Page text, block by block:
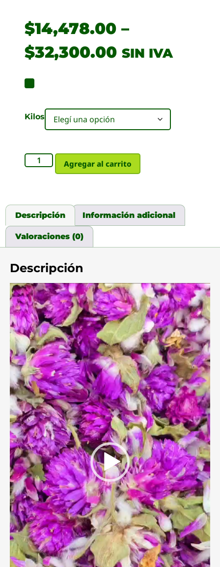
$14,478.00 –
$32,300.00 SIN IVA
Kilos
Agregar al carrito
Descripción Información adicional
Valoraciones (0)
Descripción
Reproductor
de
video